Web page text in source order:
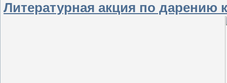
Литературная акция по дарению